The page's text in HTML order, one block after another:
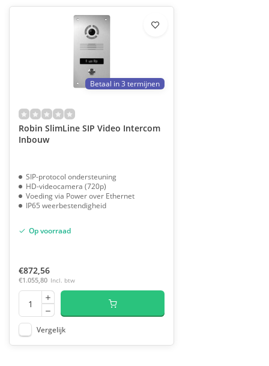
Betaal in 3 termijnen
Robin SlimLine SIP Video Intercom
Inbouw
SIP-protocol ondersteuning
HD-videocamera (720p)
Voeding via Power over Ethernet
IP65 weerbestendigheid
Op voorraad
€872,56
€1.055,80 Incl. btw
Vergelijk